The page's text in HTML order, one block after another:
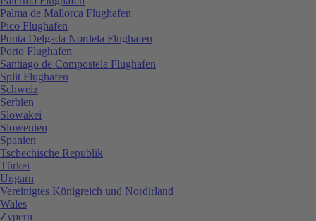
Palma de Mallorca Flughafen
Pico Flughafen
Ponta Delgada Nordela Flughafen
Porto Flughafen
Santiago de Compostela Flughafen
Split Flughafen
Schweiz
Serbien
Slowakei
Slowenien
Spanien
Tschechische Republik
Türkei
Ungarn
Vereinigtes Königreich und Nordirland
Wales
Zypern